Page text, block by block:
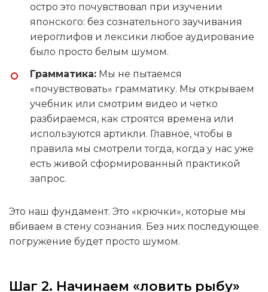
остро это почувствовал при изучении
японского: без сознательного заучивания
иероглифов и лексики любое аудирование
было просто белым шумом.
Грамматика: Мы не пытаемся
«почувствовать» грамматику. Мы открываем
учебник или смотрим видео и четко
разбираемся, как строятся времена или
используются артикли. Главное, чтобы в
правила мы смотрели тогда, когда у нас уже
есть живой сформированный практикой
запрос.
Это наш фундамент. Это «крючки», которые мы
вбиваем в стену сознания. Без них последующее
погружение будет просто шумом.
Шаг 2. Начинаем «ловить рыбу»